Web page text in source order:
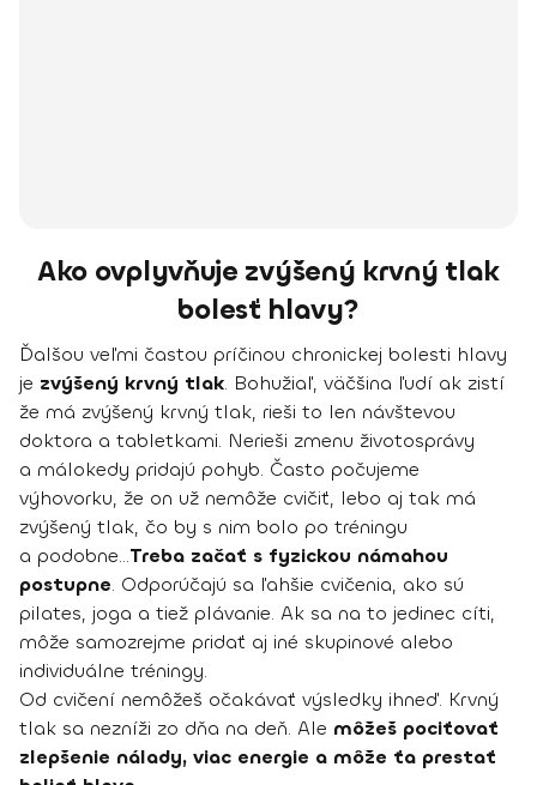
Ako ovplyvňuje zvýšený krvný tlak
bolesť hlavy?
Ďalšou veľmi častou príčinou chronickej bolesti hlavy
je zvýšený krvný tlak. Bohužiaľ, väčšina ľudí ak zistí
že má zvýšený krvný tlak, rieši to len návštevou
doktora a tabletkami. Nerieši zmenu životosprávy
a málokedy pridajú pohyb. Často počujeme
výhovorku, že on už nemôže cvičiť, lebo aj tak má
zvýšený tlak, čo by s nim bolo po tréningu
a podobne...Treba začať s fyzickou námahou
postupne. Odporúčajú sa ľahšie cvičenia, ako sú
pilates, joga a tiež plávanie. Ak sa na to jedinec cíti,
môže samozrejme pridať aj iné skupinové alebo
individuálne tréningy.
Od cvičení nemôžeš očakávať výsledky ihneď. Krvný
tlak sa nezníži zo dňa na deň. Ale môžeš pociťovať
zlepšenie nálady, viac energie a môže ťa prestať